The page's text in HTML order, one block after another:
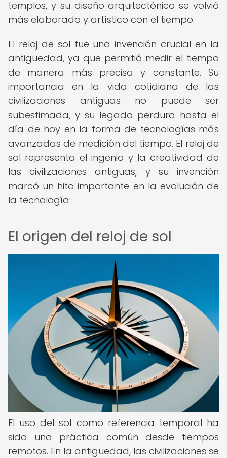
templos, y su diseño arquitectónico se volvió
más elaborado y artístico con el tiempo.
El reloj de sol fue una invención crucial en la
antigüedad, ya que permitió medir el tiempo
de manera más precisa y constante. Su
importancia en la vida cotidiana de las
civilizaciones antiguas no puede ser
subestimada, y su legado perdura hasta el
día de hoy en la forma de tecnologías más
avanzadas de medición del tiempo. El reloj de
sol representa el ingenio y la creatividad de
las civilizaciones antiguas, y su invención
marcó un hito importante en la evolución de
la tecnología.
El origen del reloj de sol
El uso del sol como referencia temporal ha
sido una práctica común desde tiempos
remotos. En la antigüedad, las civilizaciones se